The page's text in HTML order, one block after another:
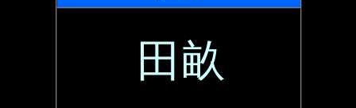
田畝